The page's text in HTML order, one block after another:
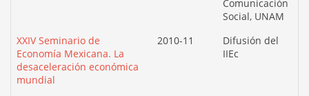
Comunicación
Social, UNAM
XXIV Seminario de
Economía Mexicana. La
desaceleración económica
mundial
2010-11
Difusión del
IIEc